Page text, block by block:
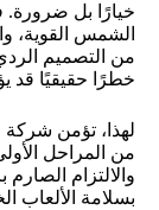
خيارًا بل ضرورة.
الشمس القوية،
من التصميم
خطرًا حقيقيًا قد
لهذا، تؤمن شركة
من المراحل
والالتزام الصارم
بسلامة الألعاب